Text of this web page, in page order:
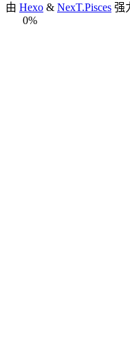
由 Hexo & NexT.Pisces 强
0%